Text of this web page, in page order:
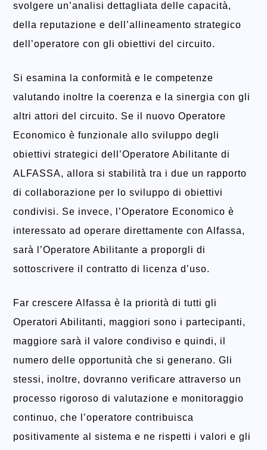
svolgere un’analisi dettagliata delle capacità,
della reputazione e dell’allineamento strategico
dell’operatore con gli obiettivi del circuito.
Si esamina la conformità e le competenze
valutando inoltre la coerenza e la sinergia con gli
altri attori del circuito. Se il nuovo Operatore
Economico è funzionale allo sviluppo degli
obiettivi strategici dell’Operatore Abilitante di
ALFASSA, allora si stabilità tra i due un rapporto
di collaborazione per lo sviluppo di obiettivi
condivisi. Se invece, l’Operatore Economico è
interessato ad operare direttamente con Alfassa,
sarà l’Operatore Abilitante a proporgli di
sottoscrivere il contratto di licenza d’uso.
Far crescere Alfassa è la priorità di tutti gli
Operatori Abilitanti, maggiori sono i partecipanti,
maggiore sarà il valore condiviso e quindi, il
numero delle opportunità che si generano. Gli
stessi, inoltre, dovranno verificare attraverso un
processo rigoroso di valutazione e monitoraggio
continuo, che l’operatore contribuisca
positivamente al sistema e ne rispetti i valori e gli